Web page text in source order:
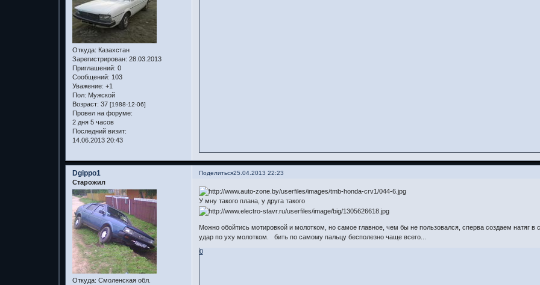
Откуда: Казахстан
Зарегистрирован: 28.03.2013
Приглашений: 0
Сообщений: 103
Уважение: +1
Пол: Мужской
Возраст: 37 [1988-12-06]
Провел на форуме:
2 дня 5 часов
Последний визит:
14.06.2013 20:43
Поделиться25.04.2013 22:23
Dgippo1
Старожил
Откуда: Смоленская обл.
У мну такого плана, у друга такого
Можно обойтись мотировкой и молотком, но самое главное, чем бы не пользовался, сперва создаем натяг в
удар по уху молотком. бить по самому пальцу бесполезно чаще всего...
0